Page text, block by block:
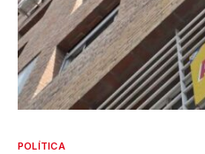
POLÍTICA